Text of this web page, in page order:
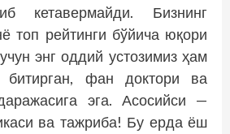
кетавермайди. Бизнинг
топ рейтинги бўйича юқори
энг оддий устозимиз ҳам
битирган, фан доктори ва
эга. Асосийси —
ва тажриба! Бу ерда ёш